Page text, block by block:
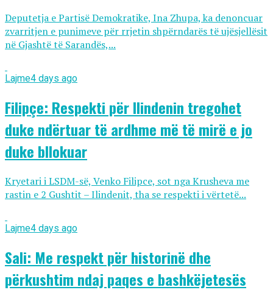
Deputetja e Partisë Demokratike, Ina Zhupa, ka denoncuar
zvarritjen e punimeve për rrjetin shpërndarës të ujësjellësit
në Gjashtë të Sarandës,...
Lajme4 days ago
Filipçe: Respekti për Ilindenin tregohet
duke ndërtuar të ardhme më të mirë e jo
duke bllokuar
Kryetari i LSDM-së, Venko Filipce, sot nga Krusheva me
rastin e 2 Gushtit – Ilindenit, tha se respekti i vërtetë...
Lajme4 days ago
Sali: Me respekt për historinë dhe
përkushtim ndaj paqes e bashkëjetesës